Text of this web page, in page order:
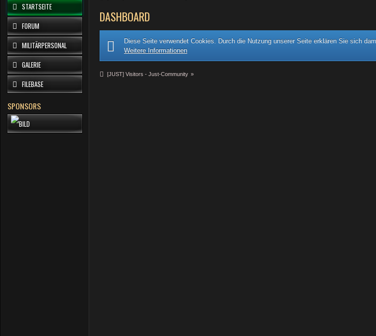
STARTSEITE
FORUM
MILITÄRPERSONAL
GALERIE
FILEBASE
SPONSORS
DASHBOARD
Diese Seite verwendet Cookies. Durch die Nutzung unserer Seite erklären Sie sich
Weitere Informationen
[JUST] Visitors - Just-Community »